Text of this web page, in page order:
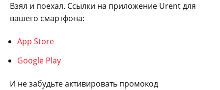
Взял и поехал. Ссылки на приложение Urent для
вашего смартфона:
App Store
Google Play
И не забудьте активировать промокод